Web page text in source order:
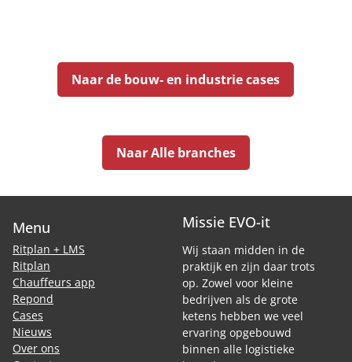
Naar de bouw- en industrie cases
Naar Alle branches
Menu
Ritplan + LMS
Ritplan
Chauffeurs app
Repond
Cases
Nieuws
Over ons
Missie EVO-it
Wij staan midden in de
praktijk en zijn daar trots
op. Zowel voor kleine
bedrijven als de grote
ketens hebben we veel
ervaring opgebouwd
binnen alle logistieke